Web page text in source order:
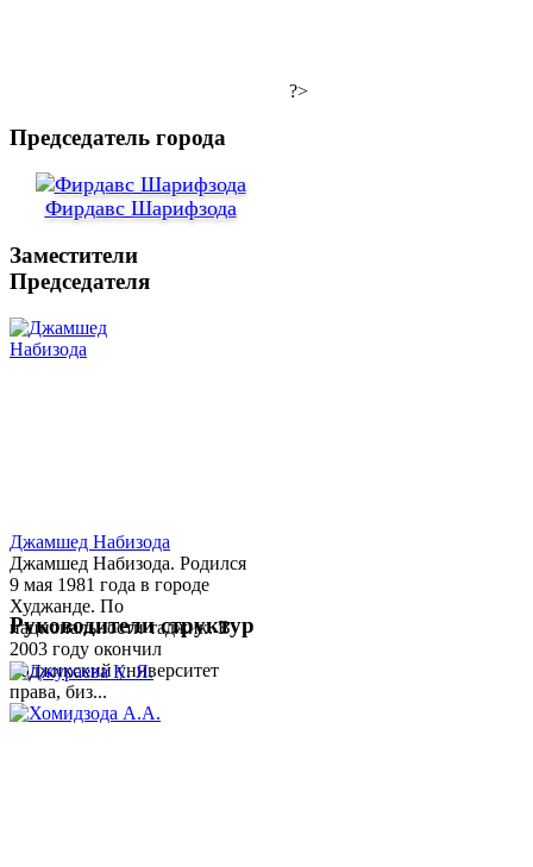
?>
Председатель города
Фирдавс Шарифзода
Заместители
Председателя
Джамшед Набизода
Джамшед Набизода. Родился
9 мая 1981 года в городе
Худжанде. По
национальности таджик. В
2003 году окончил
Таджикский университет
права, биз...
Руководители структур